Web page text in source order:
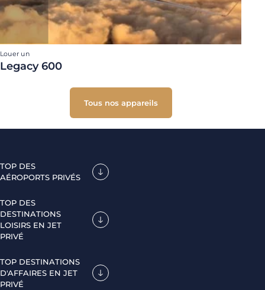
Louer un
Legacy 600
Tous nos appareils
TOP DES
AÉROPORTS PRIVÉS
TOP DES
DESTINATIONS
LOISIRS EN JET
PRIVÉ
TOP DESTINATIONS
D'AFFAIRES EN JET
PRIVÉ